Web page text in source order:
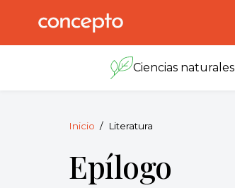
reservados.
Ciencias naturales
Inicio Literatura
Epílogo